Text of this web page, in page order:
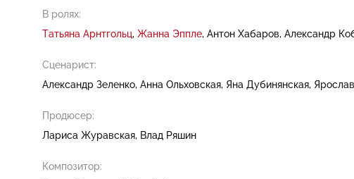
В ролях:
Татьяна Арнтгольц Жанна Эппле Антон Хабаров Александр
Сценарист:
Александр Зеленко Анна Ольховская Яна Дубинянская
Продюсер:
Лариса Журавская Влад Ряшин
Композитор: